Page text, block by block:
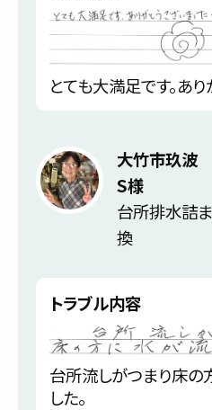
とても大満足です。あ
大竹市玖波
S様
台所排水詰
換
トラブル内容
台所流しがつまり床の
した。